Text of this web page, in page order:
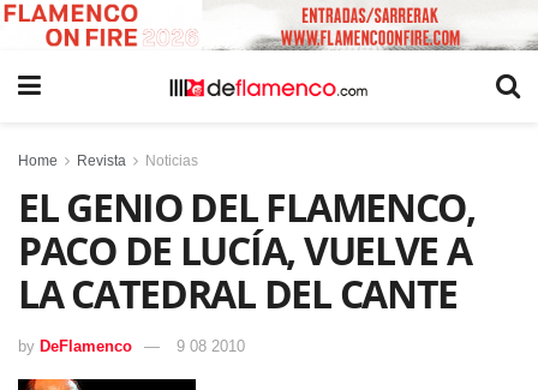
Home Revista Noticias
EL GENIO DEL FLAMENCO,
PACO DE LUCÍA, VUELVE A
LA CATEDRAL DEL CANTE
by DeFlamenco 9 08 2010